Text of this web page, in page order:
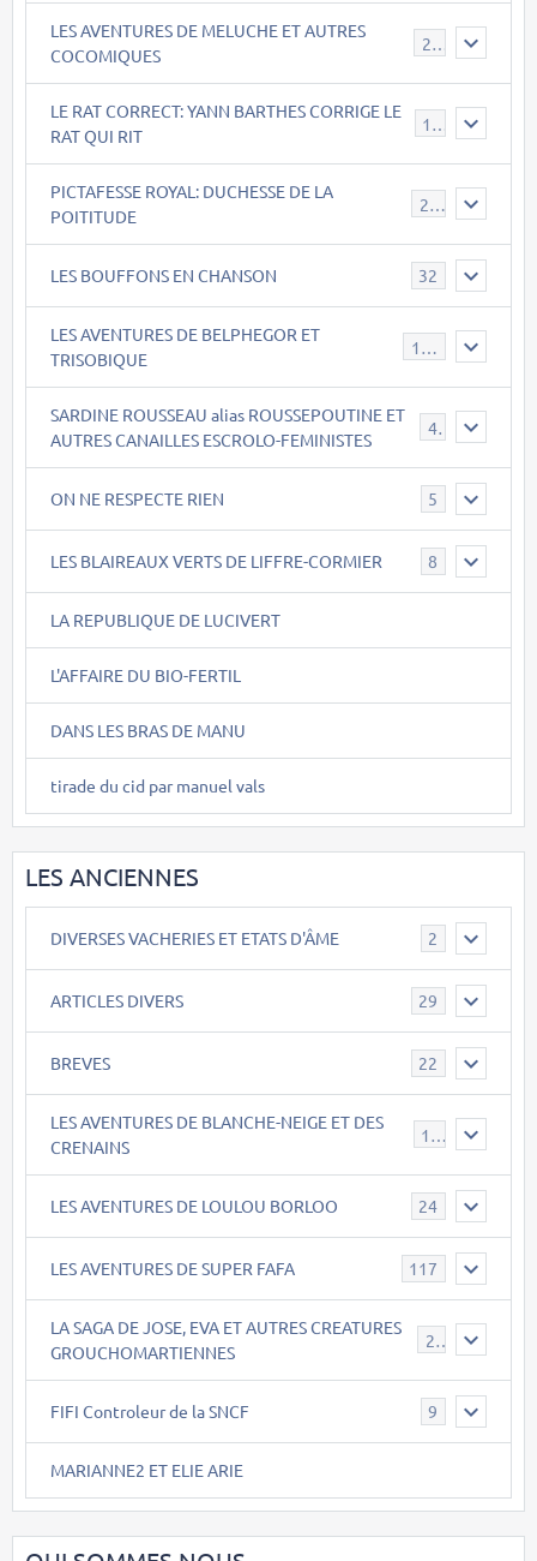
LES AVENTURES DE MELUCHE ET AUTRES
COCOMIQUES
22
LE RAT CORRECT: YANN BARTHES CORRIGE LE
RAT QUI RIT
15
PICTAFESSE ROYAL: DUCHESSE DE LA
POITITUDE
23
LES BOUFFONS EN CHANSON 32
LES AVENTURES DE BELPHEGOR ET
TRISOBIQUE
147
SARDINE ROUSSEAU alias ROUSSEPOUTINE ET
AUTRES CANAILLES ESCROLO-FEMINISTES
40
ON NE RESPECTE RIEN 5
LES BLAIREAUX VERTS DE LIFFRE-CORMIER 8
LA REPUBLIQUE DE LUCIVERT
L'AFFAIRE DU BIO-FERTIL
DANS LES BRAS DE MANU
tirade du cid par manuel vals
LES ANCIENNES
DIVERSES VACHERIES ET ETATS D'ÂME 2
ARTICLES DIVERS 29
BREVES 22
LES AVENTURES DE BLANCHE-NEIGE ET DES
CRENAINS
17
LES AVENTURES DE LOULOU BORLOO 24
LES AVENTURES DE SUPER FAFA 117
LA SAGA DE JOSE, EVA ET AUTRES CREATURES
GROUCHOMARTIENNES
26
FIFI Controleur de la SNCF 9
MARIANNE2 ET ELIE ARIE